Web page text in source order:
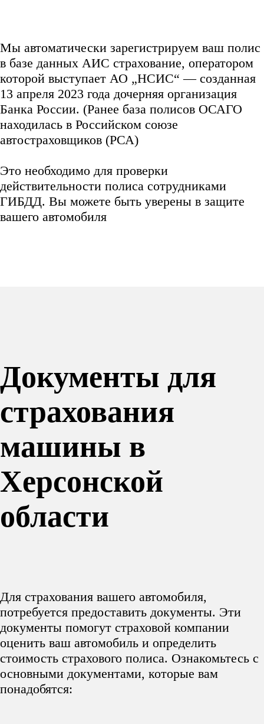
Мы автоматически зарегистрируем ваш полис
в базе данных АИС страхование, оператором
которой выступает АО „НСИС“ — созданная
13 апреля 2023 года дочерняя организация
Банка России. (Ранее база полисов ОСАГО
находилась в Российском союзе
автостраховщиков (РСА)
Это необходимо для проверки
действительности полиса сотрудниками
ГИБДД. Вы можете быть уверены в защите
вашего автомобиля
Документы для
страхования
машины в
Херсонской
области
Для страхования вашего автомобиля,
потребуется предоставить документы. Эти
документы помогут страховой компании
оценить ваш автомобиль и определить
стоимость страхового полиса. Ознакомьтесь с
основными документами, которые вам
понадобятся: